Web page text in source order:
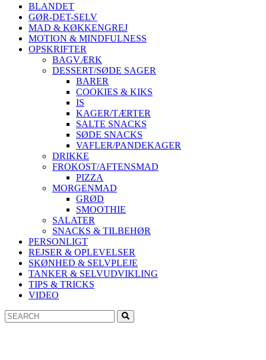
BLANDET
GØR-DET-SELV
MAD & KØKKENGREJ
MOTION & MINDFULNESS
OPSKRIFTER
BAGVÆRK
DESSERT/SØDE SAGER
BARER
COOKIES & KIKS
IS
KAGER/TÆRTER
SALTE SNACKS
SØDE SNACKS
VAFLER/PANDEKAGER
DRIKKE
FROKOST/AFTENSMAD
PIZZA
MORGENMAD
GRØD
SMOOTHIE
SALATER
SNACKS & TILBEHØR
PERSONLIGT
REJSER & OPLEVELSER
SKØNHED & SELVPLEJE
TANKER & SELVUDVIKLING
TIPS & TRICKS
VIDEO
Search
for: